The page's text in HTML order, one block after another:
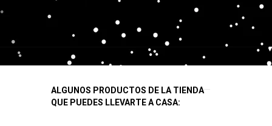
ALGUNOS PRODUCTOS DE LA TIENDA
QUE PUEDES LLEVARTE A CASA: